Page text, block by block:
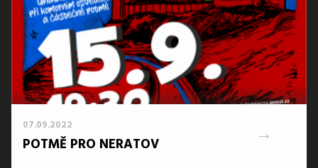
07.09.2022
POTMĚ PRO NERATOV →